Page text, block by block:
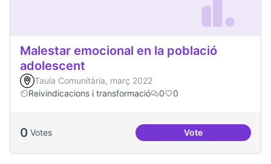
Malestar emocional en la població
adolescent
Taula Comunitària, març 2022
Reivindicacions i transformació
0 0
0 Votes VoteMalestar